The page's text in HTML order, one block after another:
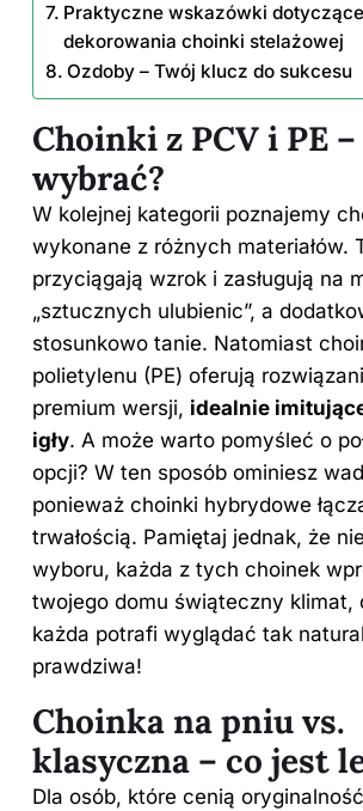
Praktyczne wskazówki
dekorowania choinki stelażowej
Ozdoby – Twój klucz do sukcesu
Choinki z PCV i PE –
wybrać?
W kolejnej kategorii poznajemy
wykonane z różnych materiałów.
przyciągają wzrok i zasługują na
„sztucznych ulubienic”, a
stosunkowo tanie. Natomiast
polietylenu (PE) oferują
premium wersji, idealnie
igły. A może warto pomyśleć o
opcji? W ten sposób ominiesz
ponieważ choinki hybrydowe
trwałością. Pamiętaj jednak, że
wyboru, każda z tych choinek
twojego domu świąteczny klimat,
każda potrafi wyglądać tak
prawdziwa!
Choinka na pniu vs.
klasyczna – co jest
Dla osób, które cenią